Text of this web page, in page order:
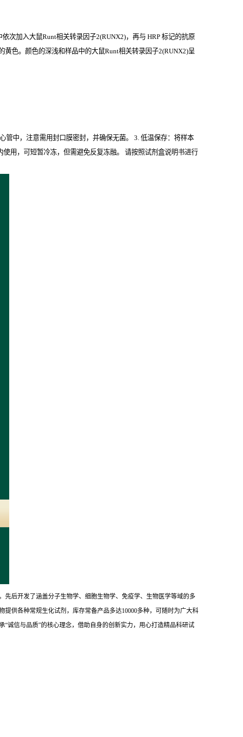
次加入大鼠Runt相关转录因子2(RUNX2)，再与 HRP 标记的抗原
色。颜色的深浅和样品中的大鼠Runt相关转录因子2(RUNX2)呈
管中，注意需用封口膜密封，并确保无菌。 3. 低温保存：将样本
用，可短暂冷冻，但需避免反复冻融。 请按照试剂盒说明书进行
后开发了涵盖分子生物学、细胞生物学、免疫学、生物医学等域的多
供各种常规生化试剂，库存常备产品多达10000多种，可随时为广大科
诚信与品质”的核心理念，借助自身的创新实力，用心打造精品科研试